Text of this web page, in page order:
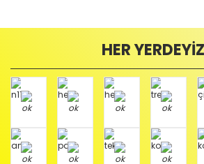
HER